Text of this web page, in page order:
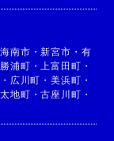
海南市 ・新宮市 ・ 有
浦町 ・ 上富田町 ・
・ 広川町 ・美浜町 ・
太地町 ・古座川町 ・